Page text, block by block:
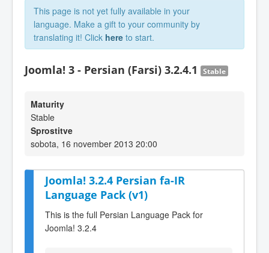
This page is not yet fully available in your
language. Make a gift to your community by
translating it! Click here to start.
Joomla! 3 - Persian (Farsi) 3.2.4.1 Stable
Maturity
Stable
Sprostitve
sobota, 16 november 2013 20:00
Joomla! 3.2.4 Persian fa-IR
Language Pack (v1)
This is the full Persian Language Pack for
Joomla! 3.2.4